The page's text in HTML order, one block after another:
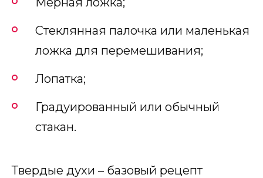
Стеклянная палочка или маленькая
ложка для перемешивания;
Лопатка;
Градуированный или обычный
стакан.
Твердые духи – базовый рецепт